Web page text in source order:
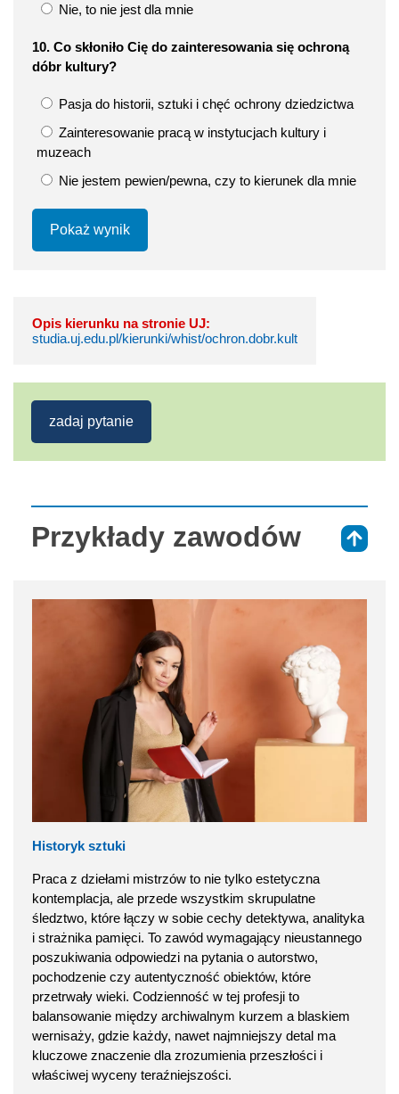
Nie, to nie jest dla mnie
10. Co skłoniło Cię do zainteresowania się ochroną
dóbr kultury?
Pasja do historii, sztuki i chęć ochrony dziedzictwa
Zainteresowanie pracą w instytucjach kultury i
muzeach
Nie jestem pewien/pewna, czy to kierunek dla mnie
Pokaż wynik
Opis kierunku na stronie UJ:
studia.uj.edu.pl/kierunki/whist/ochron.dobr.kult
zadaj pytanie
Przykłady zawodów
Historyk sztuki
Praca z dziełami mistrzów to nie tylko estetyczna
kontemplacja, ale przede wszystkim skrupulatne
śledztwo, które łączy w sobie cechy detektywa, analityka
i strażnika pamięci. To zawód wymagający nieustannego
poszukiwania odpowiedzi na pytania o autorstwo,
pochodzenie czy autentyczność obiektów, które
przetrwały wieki. Codzienność w tej profesji to
balansowanie między archiwalnym kurzem a blaskiem
wernisaży, gdzie każdy, nawet najmniejszy detal ma
kluczowe znaczenie dla zrozumienia przeszłości i
właściwej wyceny teraźniejszości.